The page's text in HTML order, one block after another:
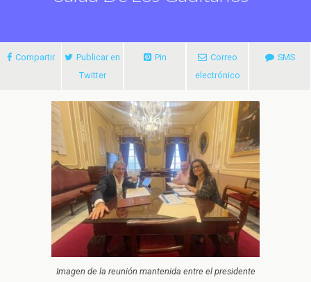
Compartir
Publicar en
Twitter
Pin
Correo
electrónico
SMS
Imagen de la reunión mantenida entre el presidente